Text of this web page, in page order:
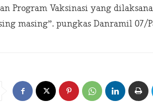
Program Vaksinasi yang
masing”. pungkas Danramil 07/